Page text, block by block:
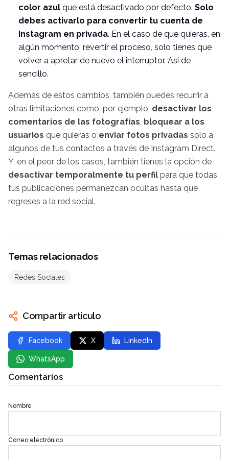
color azul que está desactivado por defecto. Solo
debes activarlo para convertir tu cuenta de
Instagram en privada. En el caso de que quieras, en
algún momento, revertir el proceso, solo tienes que
volver a apretar de nuevo el interruptor. Así de
sencillo.
Además de estos cambios, también puedes recurrir a
otras limitaciones como, por ejemplo, desactivar los
comentarios de las fotografías, bloquear a los
usuarios que quieras o enviar fotos privadas solo a
algunos de tus contactos a través de Instagram Direct.
Y, en el peor de los casos, también tienes la opción de
desactivar temporalmente tu perfil para que todas
tus publicaciones permanezcan ocultas hasta que
regreses a la red social.
Temas relacionados
Redes Sociales
Compartir artículo
Facebook X LinkedIn
WhatsApp
Comentarios
Nombre
Correo electrónico